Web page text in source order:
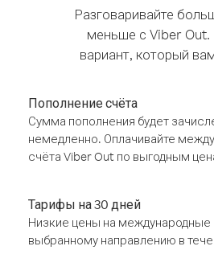
Разговаривайте
меньше с Viber Out.
вариант, который
Пополнение счёта
Сумма пополнения будет
немедленно. Оплачивайте
счёта Viber Out по выгодным
Тарифы на 30 дней
Низкие цены на международные
выбранному направлению в